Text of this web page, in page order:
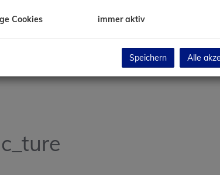
Cookies immer aktiv
Speichern Alle